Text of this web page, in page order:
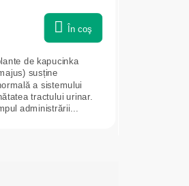
În coş
de kapucinka
susține
a sistemului
tractului urinar.
administrării...